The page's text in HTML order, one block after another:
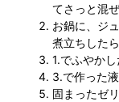
てさっと混
お鍋に、ジ
煮立ちした
1.でふやか
3.で作った
固まったゼ